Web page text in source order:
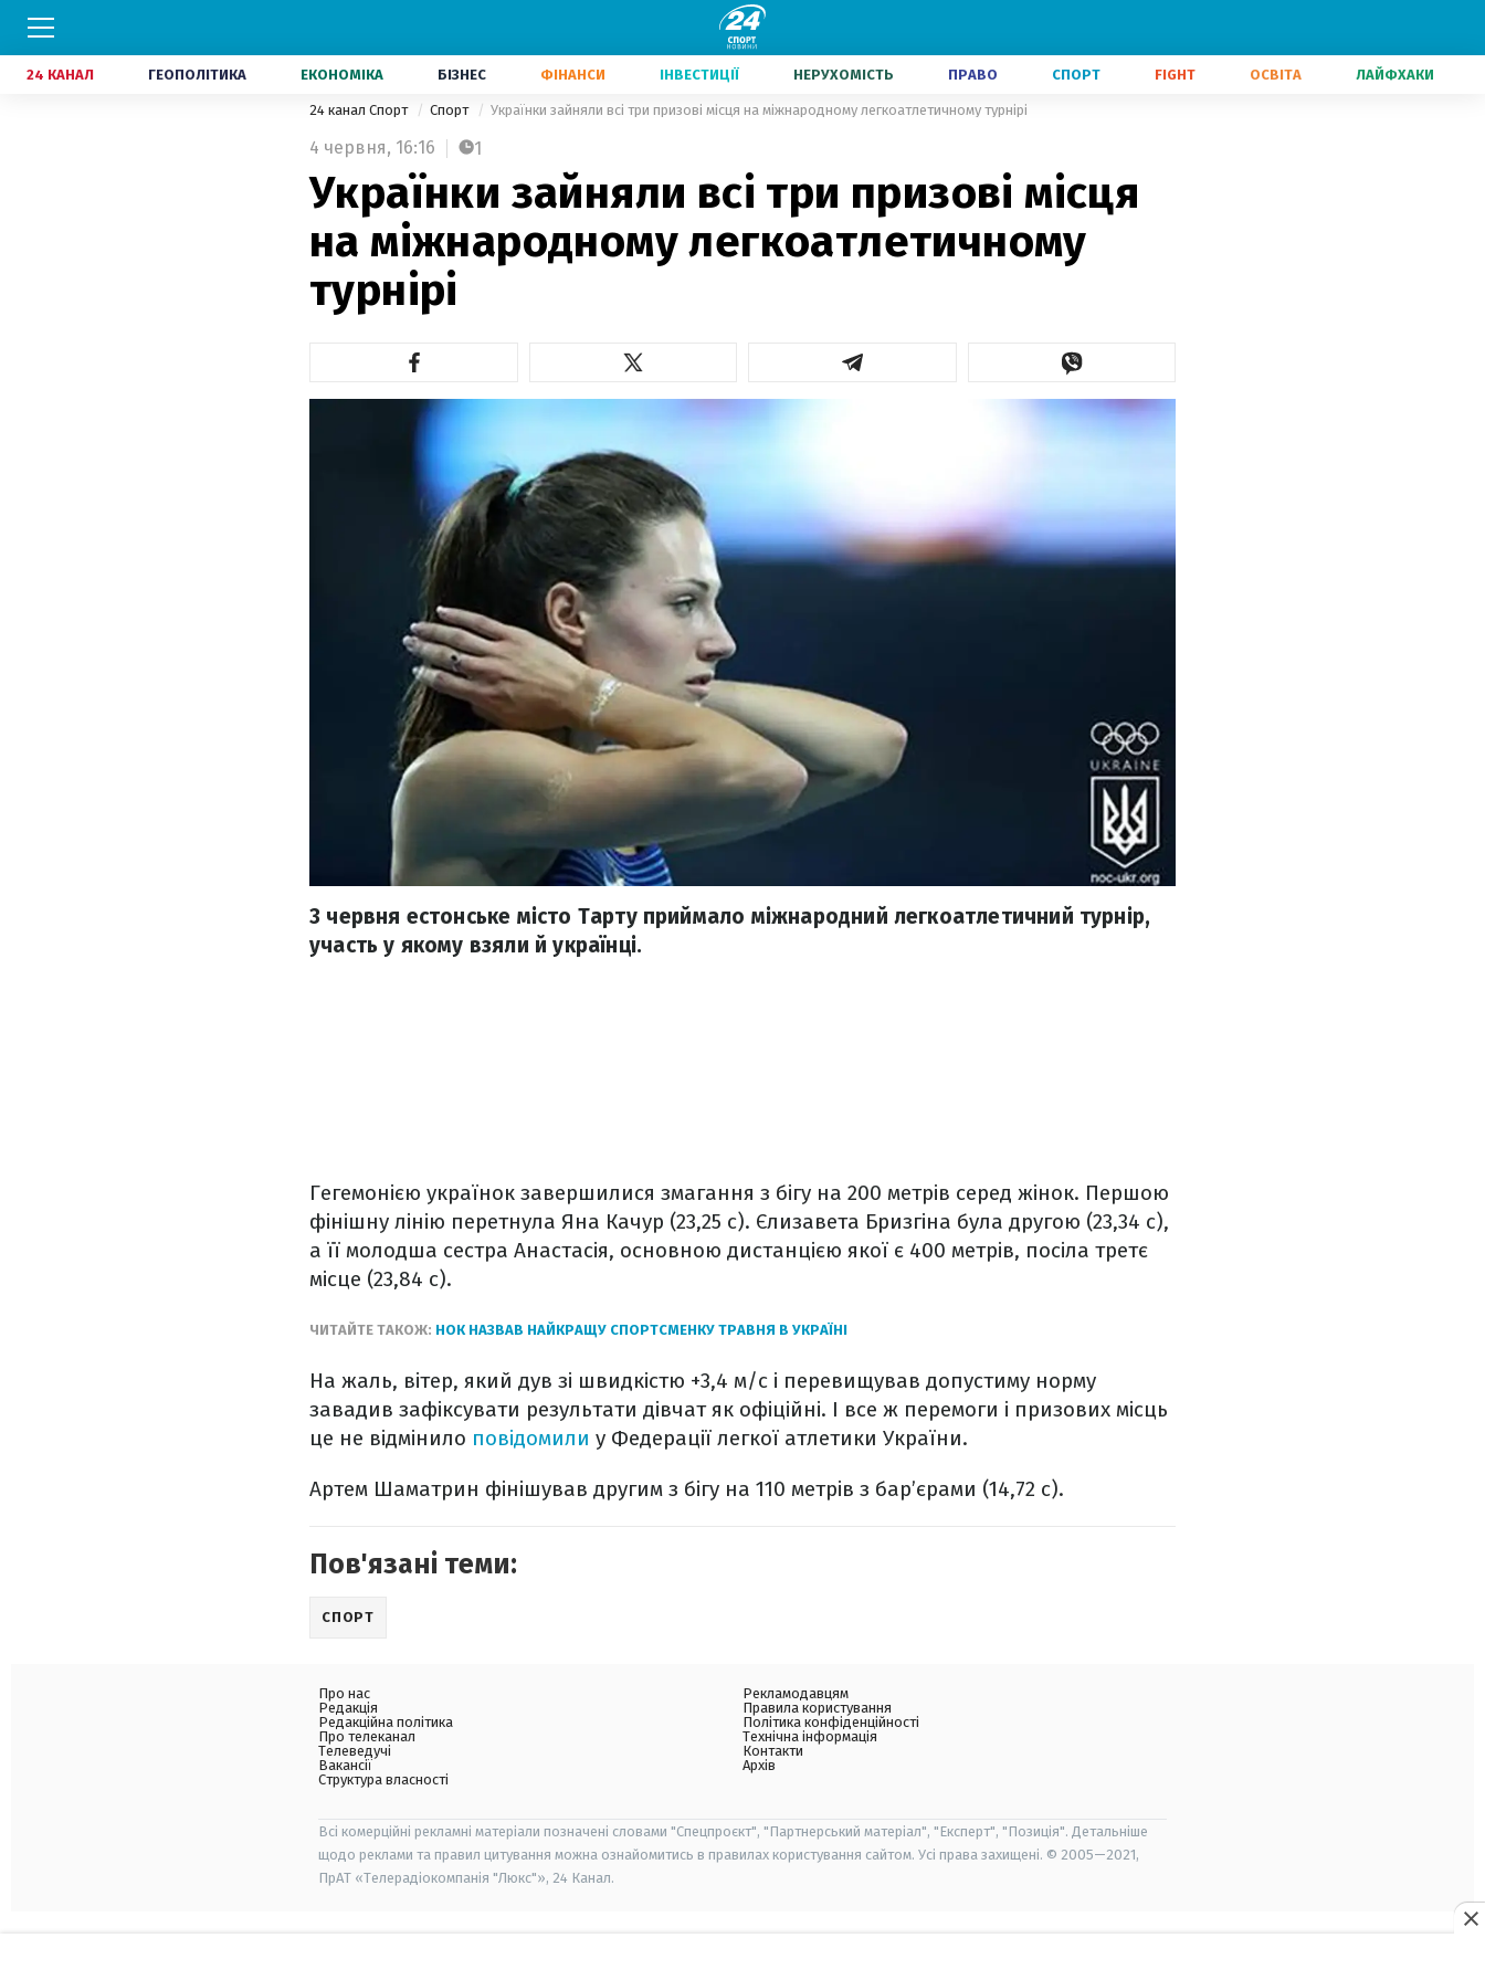
24 КАНАЛ ГЕОПОЛІТИКА ЕКОНОМІКА БІЗНЕС ФІНАНСИ ІНВЕСТИЦІЇ НЕРУХОМІСТЬ ПРАВО СПОРТ FIGHT ОСВІТА ЛАЙФХАКИ
24 канал Спорт Спорт Українки зайняли всі три призові місця на міжнародному легкоатлетичному турнірі
4 червня, 16:16 1
Українки зайняли всі три призові місця
на міжнародному легкоатлетичному
турнірі
3 червня естонське місто Тарту приймало міжнародний легкоатлетичний турнір,
участь у якому взяли й українці.
Гегемонією українок завершилися змагання з бігу на 200 метрів серед жінок. Першою
фінішну лінію перетнула Яна Качур (23,25 с). Єлизавета Бризгіна була другою (23,34 с),
а її молодша сестра Анастасія, основною дистанцією якої є 400 метрів, посіла третє
місце (23,84 с).
ЧИТАЙТЕ ТАКОЖ: НОК НАЗВАВ НАЙКРАЩУ СПОРТСМЕНКУ ТРАВНЯ В УКРАЇНІ
На жаль, вітер, який дув зі швидкістю +3,4 м/с і перевищував допустиму норму
завадив зафіксувати результати дівчат як офіційні. І все ж перемоги і призових місць
це не відмінило повідомили у Федерації легкої атлетики України.
Артем Шаматрин фінішував другим з бігу на 110 метрів з бар’єрами (14,72 с).
Пов'язані теми:
СПОРТ
Про нас
Редакція
Редакційна політика
Про телеканал
Телеведучі
Вакансії
Структура власності
Рекламодавцям
Правила користування
Політика конфіденційності
Технічна інформація
Контакти
Архів
Всі комерційні рекламні матеріали позначені словами "Спецпроєкт", "Партнерський матеріал", "Експерт", "Позиція". Детальніше
щодо реклами та правил цитування можна ознайомитись в правилах користування сайтом. Усі права захищені. © 2005—2021,
ПрАТ «Телерадіокомпанія "Люкс"», 24 Канал.